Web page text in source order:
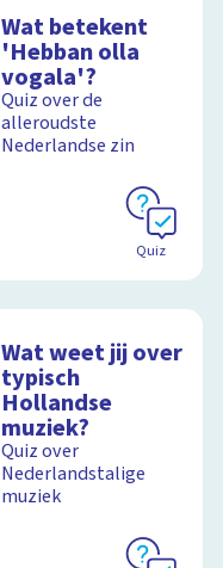
Wat betekent
'Hebban olla
vogala'?
Quiz over de
alleroudste
Nederlandse zin
Quiz
Wat weet jij over
typisch
Hollandse
muziek?
Quiz over
Nederlandstalige
muziek